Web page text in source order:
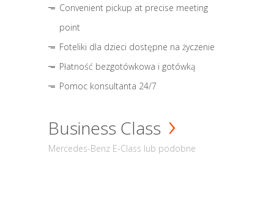
Convenient pickup at precise meeting
point
Foteliki dla dzieci dostępne na życzenie
Płatność bezgotówkowa i gotówką
Pomoc konsultanta 24/7
Business Class
Mercedes-Benz E-Class lub podobne